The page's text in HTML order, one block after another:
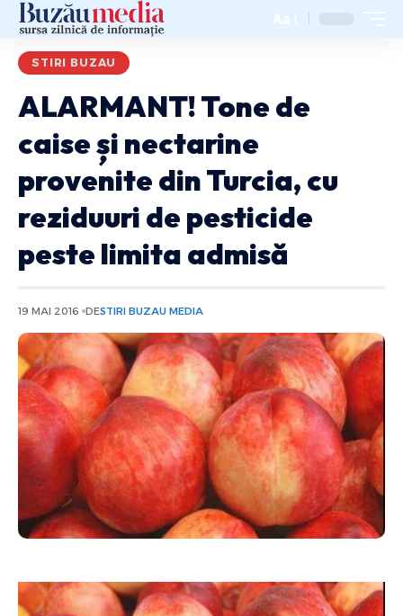
Aa
STIRI BUZAU
ALARMANT! Tone de
caise și nectarine
provenite din Turcia, cu
reziduuri de pesticide
peste limita admisă
19 MAI 2016 DESTIRI BUZAU MEDIA